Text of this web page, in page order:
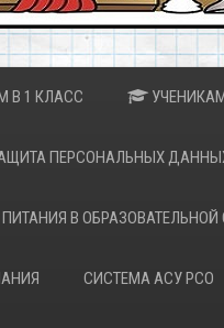
В 1 КЛАСС
ПЕРСОНАЛЬНЫХ
В
СИСТЕМА АСУ РСО